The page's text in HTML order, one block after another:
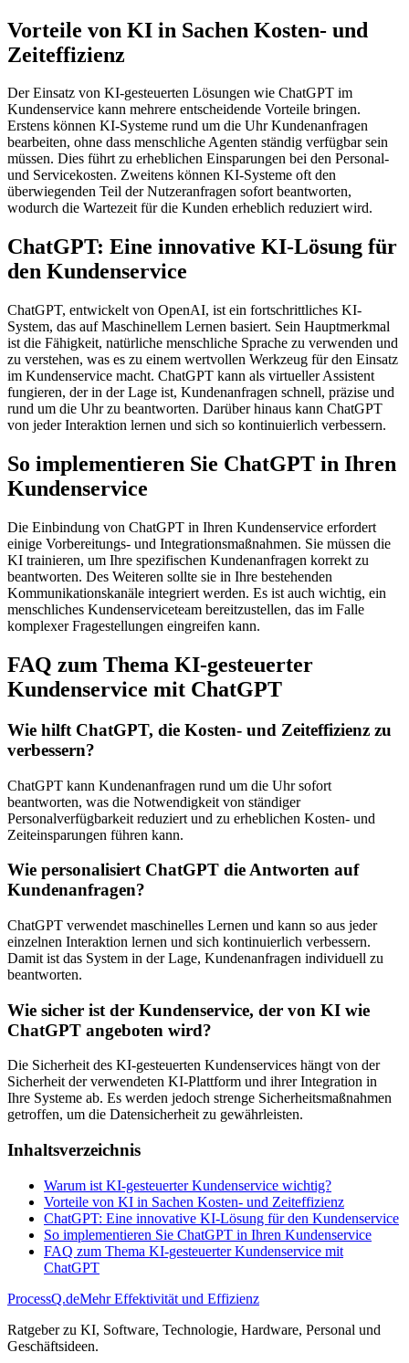
Vorteile von KI in Sachen Kosten- und
Zeiteffizienz
Der Einsatz von KI-gesteuerten Lösungen wie ChatGPT im
Kundenservice kann mehrere entscheidende Vorteile bringen.
Erstens können KI-Systeme rund um die Uhr Kundenanfragen
bearbeiten, ohne dass menschliche Agenten ständig verfügbar sein
müssen. Dies führt zu erheblichen Einsparungen bei den Personal-
und Servicekosten. Zweitens können KI-Systeme oft den
überwiegenden Teil der Nutzeranfragen sofort beantworten,
wodurch die Wartezeit für die Kunden erheblich reduziert wird.
ChatGPT: Eine innovative KI-Lösung für
den Kundenservice
ChatGPT, entwickelt von OpenAI, ist ein fortschrittliches KI-
System, das auf Maschinellem Lernen basiert. Sein Hauptmerkmal
ist die Fähigkeit, natürliche menschliche Sprache zu verwenden und
zu verstehen, was es zu einem wertvollen Werkzeug für den Einsatz
im Kundenservice macht. ChatGPT kann als virtueller Assistent
fungieren, der in der Lage ist, Kundenanfragen schnell, präzise und
rund um die Uhr zu beantworten. Darüber hinaus kann ChatGPT
von jeder Interaktion lernen und sich so kontinuierlich verbessern.
So implementieren Sie ChatGPT in Ihren
Kundenservice
Die Einbindung von ChatGPT in Ihren Kundenservice erfordert
einige Vorbereitungs- und Integrationsmaßnahmen. Sie müssen die
KI trainieren, um Ihre spezifischen Kundenanfragen korrekt zu
beantworten. Des Weiteren sollte sie in Ihre bestehenden
Kommunikationskanäle integriert werden. Es ist auch wichtig, ein
menschliches Kundenserviceteam bereitzustellen, das im Falle
komplexer Fragestellungen eingreifen kann.
FAQ zum Thema KI-gesteuerter
Kundenservice mit ChatGPT
Wie hilft ChatGPT, die Kosten- und Zeiteffizienz zu
verbessern?
ChatGPT kann Kundenanfragen rund um die Uhr sofort
beantworten, was die Notwendigkeit von ständiger
Personalverfügbarkeit reduziert und zu erheblichen Kosten- und
Zeiteinsparungen führen kann.
Wie personalisiert ChatGPT die Antworten auf
Kundenanfragen?
ChatGPT verwendet maschinelles Lernen und kann so aus jeder
einzelnen Interaktion lernen und sich kontinuierlich verbessern.
Damit ist das System in der Lage, Kundenanfragen individuell zu
beantworten.
Wie sicher ist der Kundenservice, der von KI wie
ChatGPT angeboten wird?
Die Sicherheit des KI-gesteuerten Kundenservices hängt von der
Sicherheit der verwendeten KI-Plattform und ihrer Integration in
Ihre Systeme ab. Es werden jedoch strenge Sicherheitsmaßnahmen
getroffen, um die Datensicherheit zu gewährleisten.
Inhaltsverzeichnis
Warum ist KI-gesteuerter Kundenservice wichtig?
Vorteile von KI in Sachen Kosten- und Zeiteffizienz
ChatGPT: Eine innovative KI-Lösung für den Kundenservice
So implementieren Sie ChatGPT in Ihren Kundenservice
FAQ zum Thema KI-gesteuerter Kundenservice mit
ChatGPT
ProcessQ.deMehr Effektivität und Effizienz
Ratgeber zu KI, Software, Technologie, Hardware, Personal und
Geschäftsideen.